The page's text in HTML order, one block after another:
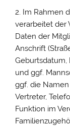
2. Im Rahmen
verarbeitet der
Daten der
Anschrift
Geburtsdatum,
und ggf.
ggf. die
Vertreter,
Funktion im